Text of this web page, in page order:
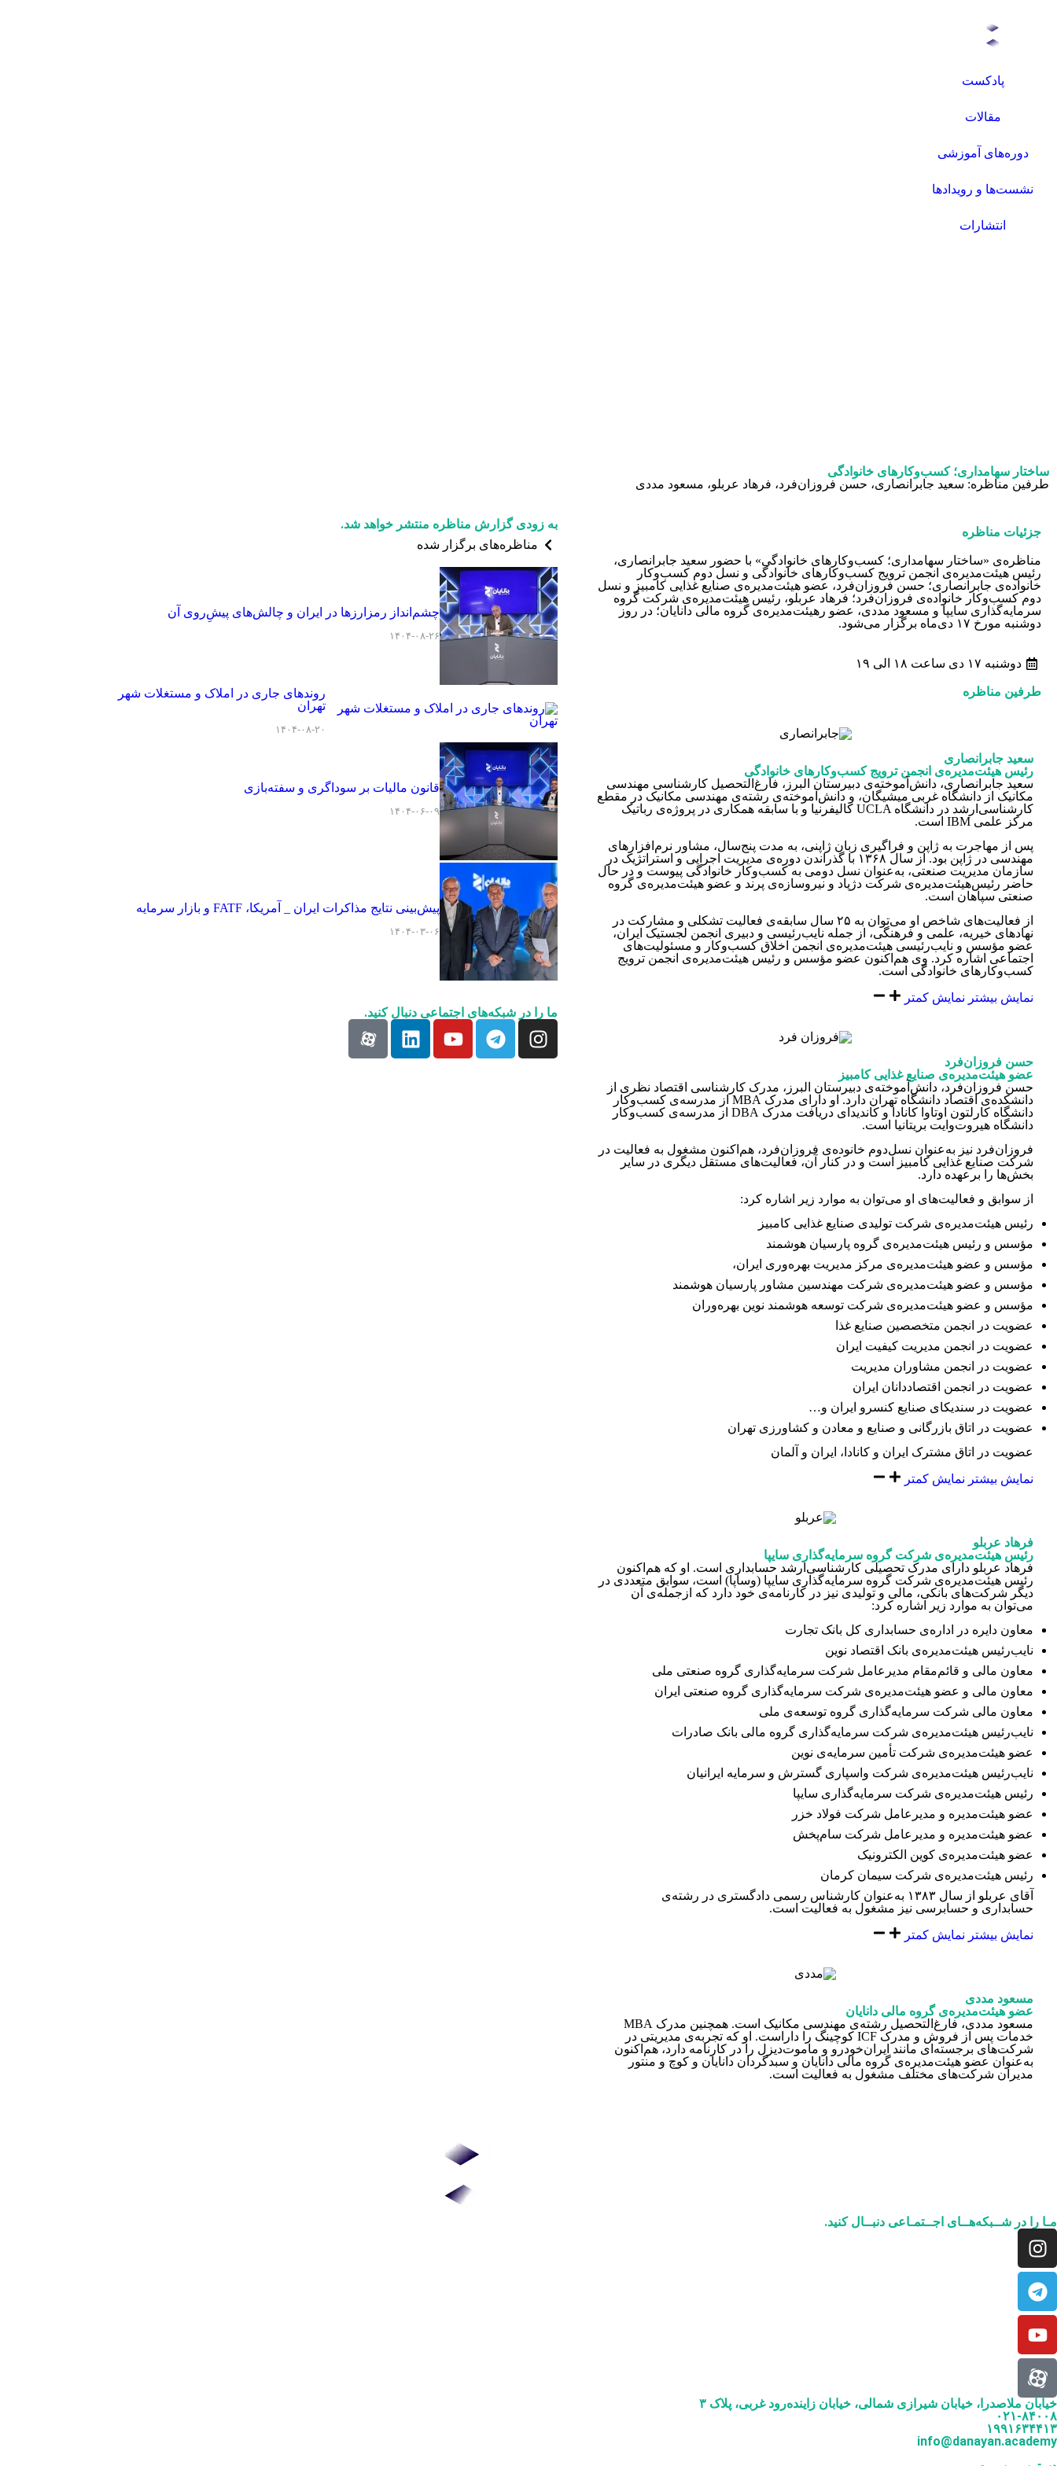
پادکست
مقالات
دوره‌های آموزشی
نشست‌ها و رویدادها
انتشارات
ساختار سهامداری؛ کسب‌وکارهای خانوادگی
طرفین مناظره: سعید جابرانصاری، حسن فروزان‌فرد، فرهاد عربلو، مسعود مددی
جزئیات مناظره
مناظره‌ی ‏«ساختار سهامداری؛ کسب‌وکارهای خانوادگی» ‏با حضور سعید جابرانصاری،
رئیس هیئت‌مدیره‌ی انجمن ترویج کسب‌وکارهای خانوادگی و نسل دوم کسب‌وکار
‏خانواده‌ی جابرانصاری؛ حسن فروزان‌فرد، عضو هیئت‌مدیره‌ی صنایع غذایی کامبیز و نسل
دوم کسب‌وکار خانواده‌ی فروزان‌فرد؛ فرهاد عربلو، رئیس هیئت‌مدیره‌ی شرکت گروه
سرمایه‌گذاری سایپا ‏و مسعود مددی، عضو رهیئت‌مدیره‌ی گروه مالی دانایان؛ در روز
دوشنبه مورخ ‏‏۱۷ دی‌ماه برگزار می‌شود.‏
دوشنبه ‏‏۱۷ دی ساعت ۱۸ الی ۱۹
طرفین مناظره
سعید جابرانصاری
رئیس هیئت‌مدیره‌ی انجمن ترویج کسب‌وکارهای خانوادگی‏
سعید جابرانصاری، دانش‌آموخته‌ی دبیرستان البرز، فارغ‌التحصیل کارشناسی مهندسی
مکانیک از دانشگاه غربی میشیگان، و دانش‌آموخته‌ی رشته‌ی مهندسی مکانیک در مقطع
کارشناسی‌ارشد در دانشگاه‎ UCLA ‎کالیفرنیا و با سابقه همکاری در پروژه‌ی رباتیک
مرکز علمی IBM است.
پس از مهاجرت به ژاپن و فراگیری زبان ژاپنی، به مدت پنج‌سال، مشاور نرم‌افزارهای
مهندسی در ژاپن بود. از سال ۱۳۶۸ با گذراندن دوره‌ی مدیریت اجرایی و استراتژیک در
سازمان مدیریت صنعتی، به‌عنوان نسل دومی به کسب‌و‌کار خانوادگی پیوست و در ‏حال
حاضر رئیس‌هیئت‌مدیره‌ی شرکت دژپاد و نیروسازه‌ی پرند و عضو هیئت‌مدیره‌ی گروه
صنعتی سپاهان است. ‏
از فعالیت‌های شاخص او می‌توان به ۲۵ سال سابقه‌ی فعالیت تشکلی و مشارکت در
نهادهای خیریه، علمی و فرهنگی، از جمله نایب‌رئیسی و دبیری انجمن لجستیک ایران‌،
عضو مؤسس و نایب‌رئیسی هیئت‌مدیره‌ی انجمن اخلاق کسب‌و‌کار و مسئولیت‌های
اجتماعی اشاره کرد. وی هم‌اکنون ‏عضو مؤسس و رئیس هیئت‌مدیره‌ی انجمن ترویج
کسب‌و‌کارهای خانوادگی است.
نمایش بیشتر نمایش کمتر
حسن فروزان‌فرد
عضو هیئت‌مدیره‌ی صنایع غذایی کامبیز
حسن فروزان‌فرد، دانش‌آموخته‌ی دبیرستان البرز، مدرک کارشناسی اقتصاد نظری از
دانشکده‌ی اقتصاد دانشگاه تهران دارد. او دارای مدرک MBA از مدرسه‌ی کسب‌وکار
دانشگاه کارلتون اوتاوا کانادا و کاندیدای دریافت مدرک DBA از مدرسه‌ی کسب‌وکار
دانشگاه هیروت‌وایت بریتانیا است.
فروزان‌فرد نیز به‌عنوان نسل‌دوم خانوده‌ی فروزان‌فرد، هم‌اکنون مشغول به فعالیت در
شرکت صنایع غذایی کامبیز است و در کنار آن، فعالیت‌های مستقل دیگری در سایر
بخش‌ها را برعهده دارد.
از سوابق و فعالیت‌های او می‌توان به موارد زیر اشاره کرد:
رئیس هیئت‌مدیره‌ی شرکت تولیدی صنایع غذایی کامبیز
مؤسس و رئیس هیئت‌مدیره‌ی گروه پارسیان هوشمند
مؤسس و عضو هیئت‌مدیره‌ی مرکز مدیریت بهره‌وری ایران،
مؤسس و عضو هیئت‌مدیره‌ی شرکت مهندسین مشاور پارسیان هوشمند
مؤسس و عضو هیئت‌مدیره‌ی ‏شرکت توسعه هوشمند نوین بهره‌وران
عضویت در انجمن متخصصین صنایع غذا
عضویت در انجمن مدیریت کیفیت ایران
عضویت در انجمن مشاوران مدیریت
عضویت در انجمن اقتصاددانان ایران
عضویت در سندیکای صنایع کنسرو ایران و…
عضویت در اتاق بازرگانی و صنایع و معادن و کشاورزی تهران
عضویت در اتاق مشترک ایران و کانادا، ایران و آلمان
نمایش بیشتر نمایش کمتر
فرهاد عربلو
رئیس هیئت‌مدیره‌ی شرکت گروه سرمایه‌گذاری سایپا
فرهاد عربلو دارای مدرک تحصیلی کارشناسی‌ارشد حسابداری است. او که هم‌اکنون
رئیس هیئت‌‌مدیره‌ی شرکت گروه سرمایه‌گذاری سایپا (وساپا) است، سوابق متعددی در
دیگر شرکت‌های بانکی، مالی و تولیدی نیز در کارنامه‌ی خود دارد که ازجمله‌ی آن
می‌توان به موارد زیر اشاره کرد:
معاون دایره در اداره‌ی حسابداری کل بانک تجارت
نایب‌رئیس هیئت‌مدیره‌ی بانک اقتصاد نوین
معاون مالی و قائم‌مقام مدیرعامل شرکت سرمایه‌گذاری گروه صنعتی ملی
معاون مالی و عضو هیئت‌مدیره‌ی شرکت سرمایه‌گذاری گروه صنعتی ایران
معاون مالی شرکت سرمایه‌گذاری گروه توسعه‌ی ملی
نایب‌رئیس هیئت‌مدیره‌ی شرکت سرمایه‌گذاری گروه مالی بانک صادرات
عضو هیئت‌مدیره‌ی شرکت تأمین سرمایه‌ی نوین
نایب‌رئیس هیئت‌مدیره‌ی شرکت واسپاری گسترش و سرمایه ایرانیان
رئیس هیئت‌مدیره‌ی شرکت سرمایه‌گذاری سایپا
عضو هیئت‌مدیره‌ و مدیرعامل شرکت فولاد خزر
عضو هیئت‌مدیره و مدیرعامل شرکت سام‌پخش
عضو هیئت‌مدیره‌ی کوین الکترونیک
رئیس هیئت‌مدیره‌ی شرکت سیمان کرمان
آقای عربلو از سال ۱۳۸۳ به‌عنوان کارشناس رسمی دادگستری در رشته‌ی
حسابداری و حسابرسی نیز مشغول به فعالیت است.
نمایش بیشتر نمایش کمتر
مسعود مددی
عضو هیئت‌مدیره‌ی گروه مالی دانایان
خدمات پس از فروش و مدرک ICF کوچینگ را داراست. او که ‏تجربه‌ی مدیریتی در
شرکت‌های برجسته‌ای مانند ایران‌خودرو و ماموت‌دیزل را در کارنامه دارد، هم‌اکنون
به‌عنوان عضو ‏هیئت‌مدیره‌ی گروه مالی دانایان و سبدگردان دانایان و کوچ و منتور
مدیران شرکت‌های مختلف مشغول به فعالیت است.
به زودی گزارش مناظره منتشر خواهد شد.
مناظره‌های برگزار شده
چشم‌انداز رمزارزها در ایران و چالش‌های پیشِ‌روی آن
۱۴۰۴-۰۸-۲۶
روند‌های جاری در املاک و مستغلات شهر
تهران
۱۴۰۴-۰۸-۲۰
قانون مالیات بر سوداگری و سفته‌بازی
۱۴۰۴-۰۶-۰۹
پیش‌بینی نتایج مذاکرات ایران _ آمریکا، FATF و بازار سرمایه
۱۴۰۴-۰۳-۰۶
ما را در شبکه‌های اجتماعی دنبال کنید.
مـا را در شــبکه‌هــای اجــتمـاعی دنبــال کنید.
خیابان ملاصدرا، خیابان شیرازی شمالی، خیابان زاینده‌رود غربی، پلاک ۳
۰۲۱-۸۴۰۰۸
۱۹۹۱۶۳۴۴۱۳
info@danayan.academy